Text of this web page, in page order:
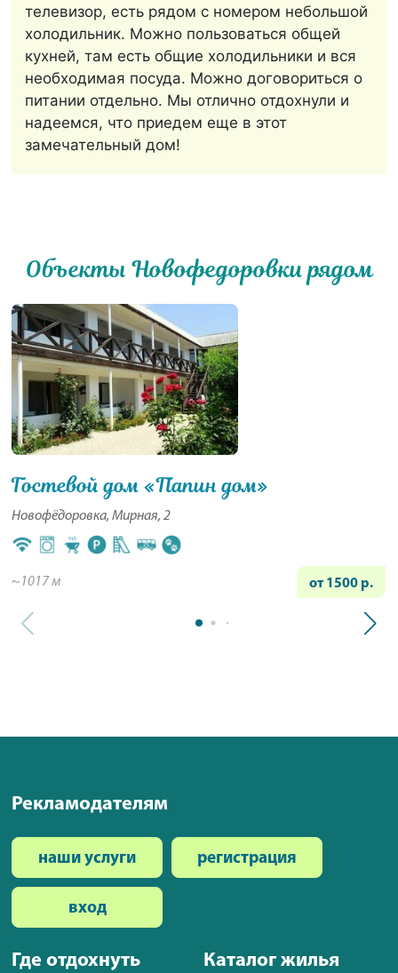
телевизор, есть рядом с номером небольшой
холодильник. Можно пользоваться общей
кухней, там есть общие холодильники и вся
необходимая посуда. Можно договориться о
питании отдельно. Мы отлично отдохнули и
надеемся, что приедем еще в этот
замечательный дом!
Объекты Новофедоровки рядом
Гостевой дом «Папин дом»
Новофёдоровка, Мирная, 2
~1017 м от 1500 р.
Где отдохнуть
Каталог жилья
Рекламодателям
наши услуги регистрация
вход